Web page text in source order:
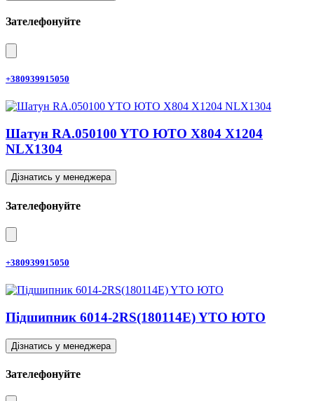
Зателефонуйте
+380939915050
Шатун RA.050100 YTO ЮТО X804 X1204
NLX1304
Дізнатись у менеджера
Зателефонуйте
+380939915050
Підшипник 6014-2RS(180114E) YTO ЮТО
Дізнатись у менеджера
Зателефонуйте